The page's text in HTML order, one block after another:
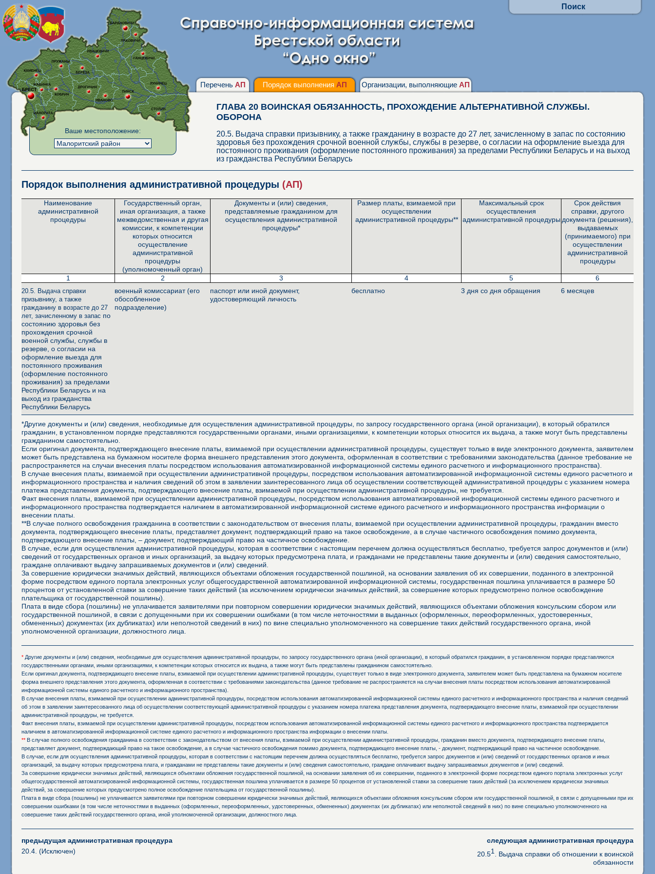
Ваше местоположение:
Поиск
Перечень АП Порядок выполнения АП Организации, выполняющие АП
ГЛАВА 20 ВОИНСКАЯ ОБЯЗАННОСТЬ, ПРОХОЖДЕНИЕ АЛЬТЕРНАТИВНОЙ СЛУЖБЫ.
ОБОРОНА
20.5. Выдача справки призывнику, а также гражданину в возрасте до 27 лет, зачисленному в запас по состоянию
здоровья без прохождения срочной военной службы, службы в резерве, о согласии на оформление выезда для
постоянного проживания (оформление постоянного проживания) за пределами Республики Беларусь и на выход
из гражданства Республики Беларусь
Порядок выполнения административной процедуры (АП)
Наименование
административной
процедуры
Государственный орган,
иная организация, а также
межведомственная и другая
комиссии, к компетенции
которых относится
осуществление
административной
процедуры
(уполномоченный орган)
Документы и (или) сведения,
представляемые гражданином для
осуществления административной
процедуры*
Размер платы, взимаемой при
осуществлении
административной процедуры**
Максимальный срок
осуществления
административной процедуры
Срок действия
справки, другого
документа (решения),
выдаваемых
(принимаемого) при
осуществлении
административной
процедуры
1 2 3 4 5 6
20.5. Выдача справки
призывнику, а также
гражданину в возрасте до 27
лет, зачисленному в запас по
состоянию здоровья без
прохождения срочной
военной службы, службы в
резерве, о согласии на
оформление выезда для
постоянного проживания
(оформление постоянного
проживания) за пределами
Республики Беларусь и на
выход из гражданства
Республики Беларусь
военный комиссариат (его
обособленное
подразделение)
паспорт или иной документ,
удостоверяющий личность
бесплатно 3 дня со дня обращения 6 месяцев
*Другие документы и (или) сведения, необходимые для осуществления административной процедуры, по запросу государственного органа (иной организации), в который обратился
гражданин, в установленном порядке представляются государственными органами, иными организациями, к компетенции которых относится их выдача, а также могут быть представлены
гражданином самостоятельно.
Если оригинал документа, подтверждающего внесение платы, взимаемой при осуществлении административной процедуры, существует только в виде электронного документа, заявителем
может быть представлена на бумажном носителе форма внешнего представления этого документа, оформленная в соответствии с требованиями законодательства (данное требование не
распространяется на случаи внесения платы посредством использования автоматизированной информационной системы единого расчетного и информационного пространства).
В случае внесения платы, взимаемой при осуществлении административной процедуры, посредством использования автоматизированной информационной системы единого расчетного и
информационного пространства и наличия сведений об этом в заявлении заинтересованного лица об осуществлении соответствующей административной процедуры с указанием номера
платежа представления документа, подтверждающего внесение платы, взимаемой при осуществлении административной процедуры, не требуется.
Факт внесения платы, взимаемой при осуществлении административной процедуры, посредством использования автоматизированной информационной системы единого расчетного и
информационного пространства подтверждается наличием в автоматизированной информационной системе единого расчетного и информационного пространства информации о
внесении платы.
**В случае полного освобождения гражданина в соответствии с законодательством от внесения платы, взимаемой при осуществлении административной процедуры, гражданин вместо
документа, подтверждающего внесение платы, представляет документ, подтверждающий право на такое освобождение, а в случае частичного освобождения помимо документа,
подтверждающего внесение платы, – документ, подтверждающий право на частичное освобождение.
В случае, если для осуществления административной процедуры, которая в соответствии с настоящим перечнем должна осуществляться бесплатно, требуется запрос документов и (или)
сведений от государственных органов и иных организаций, за выдачу которых предусмотрена плата, и гражданами не представлены такие документы и (или) сведения самостоятельно,
граждане оплачивают выдачу запрашиваемых документов и (или) сведений.
За совершение юридически значимых действий, являющихся объектами обложения государственной пошлиной, на основании заявления об их совершении, поданного в электронной
форме посредством единого портала электронных услуг общегосударственной автоматизированной информационной системы, государственная пошлина уплачивается в размере 50
процентов от установленной ставки за совершение таких действий (за исключением юридически значимых действий, за совершение которых предусмотрено полное освобождение
плательщика от государственной пошлины).
Плата в виде сбора (пошлины) не уплачивается заявителями при повторном совершении юридически значимых действий, являющихся объектами обложения консульским сбором или
государственной пошлиной, в связи с допущенными при их совершении ошибками (в том числе неточностями в выданных (оформленных, переоформленных, удостоверенных,
обмененных) документах (их дубликатах) или неполнотой сведений в них) по вине специально уполномоченного на совершение таких действий государственного органа, иной
уполномоченной организации, должностного лица.
* Другие документы и (или) сведения, необходимые для осуществления административной процедуры, по запросу государственного органа (иной организации), в который обратился гражданин, в установленном порядке представляются
государственными органами, иными организациями, к компетенции которых относится их выдача, а также могут быть представлены гражданином самостоятельно.
Если оригинал документа, подтверждающего внесение платы, взимаемой при осуществлении административной процедуры, существует только в виде электронного документа, заявителем может быть представлена на бумажном носителе
форма внешнего представления этого документа, оформленная в соответствии с требованиями законодательства (данное требование не распространяется на случаи внесения платы посредством использования автоматизированной
информационной системы единого расчетного и информационного пространства).
В случае внесения платы, взимаемой при осуществлении административной процедуры, посредством использования автоматизированной информационной системы единого расчетного и информационного пространства и наличия сведений
об этом в заявлении заинтересованного лица об осуществлении соответствующей административной процедуры с указанием номера платежа представления документа, подтверждающего внесение платы, взимаемой при осуществлении
административной процедуры, не требуется.
Факт внесения платы, взимаемой при осуществлении административной процедуры, посредством использования автоматизированной информационной системы единого расчетного и информационного пространства подтверждается
наличием в автоматизированной информационной системе единого расчетного и информационного пространства информации о внесении платы.
** В случае полного освобождения гражданина в соответствии с законодательством от внесения платы, взимаемой при осуществлении административной процедуры, гражданин вместо документа, подтверждающего внесение платы,
представляет документ, подтверждающий право на такое освобождение, а в случае частичного освобождения помимо документа, подтверждающего внесение платы, - документ, подтверждающий право на частичное освобождение.
В случае, если для осуществления административной процедуры, которая в соответствии с настоящим перечнем должна осуществляться бесплатно, требуется запрос документов и (или) сведений от государственных органов и иных
организаций, за выдачу которых предусмотрена плата, и гражданами не представлены такие документы и (или) сведения самостоятельно, граждане оплачивают выдачу запрашиваемых документов и (или) сведений.
За совершение юридически значимых действий, являющихся объектами обложения государственной пошлиной, на основании заявления об их совершении, поданного в электронной форме посредством единого портала электронных услуг
общегосударственной автоматизированной информационной системы, государственная пошлина уплачивается в размере 50 процентов от установленной ставки за совершение таких действий (за исключением юридически значимых
действий, за совершение которых предусмотрено полное освобождение плательщика от государственной пошлины).
Плата в виде сбора (пошлины) не уплачивается заявителями при повторном совершении юридически значимых действий, являющихся объектами обложения консульским сбором или государственной пошлиной, в связи с допущенными при их
совершении ошибками (в том числе неточностями в выданных (оформленных, переоформленных, удостоверенных, обмененных) документах (их дубликатах) или неполнотой сведений в них) по вине специально уполномоченного на
совершение таких действий государственного органа, иной уполномоченной организации, должностного лица.
предыдущая административная процедура
20.4. (Исключен)
следующая административная процедура
20.51
. Выдача справки об отношении к воинской
обязанности